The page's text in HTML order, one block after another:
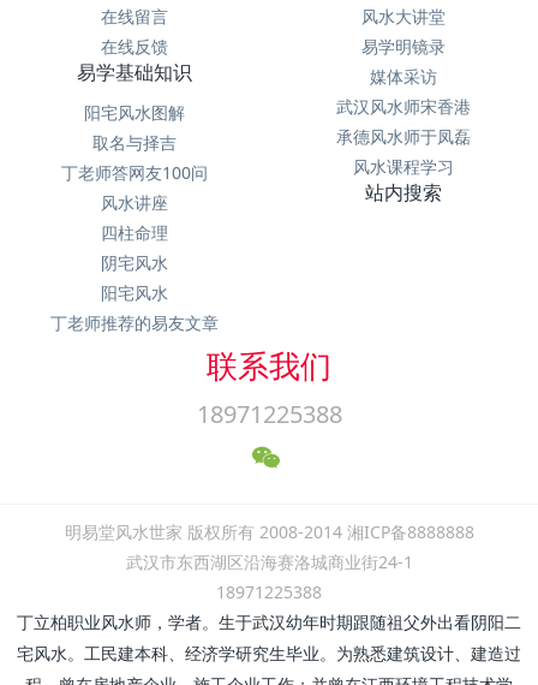
在线留言
在线反馈
风水大讲堂
易学明镜录
媒体采访
武汉风水师宋香港
承德风水师于凤磊
风水课程学习
易学基础知识
阳宅风水图解
取名与择吉
丁老师答网友100问
风水讲座
四柱命理
阴宅风水
阳宅风水
丁老师推荐的易友文章
站内搜索
联系我们
18971225388
明易堂风水世家 版权所有 2008-2014 湘ICP备8888888
武汉市东西湖区沿海赛洛城商业街24-1
18971225388
丁立柏职业风水师，学者。生于武汉幼年时期跟随祖父外出看阴阳二
宅风水。工民建本科、经济学研究生毕业。为熟悉建筑设计、建造过